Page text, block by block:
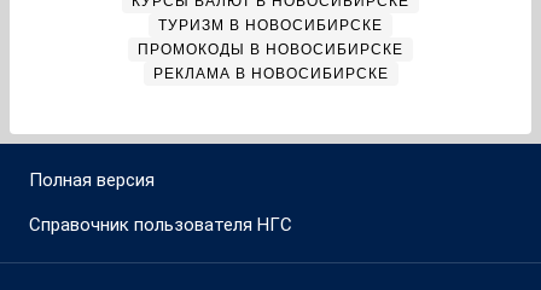
ТУРИЗМ В НОВОСИБИРСКЕ
ПРОМОКОДЫ В НОВОСИБИРСКЕ
РЕКЛАМА В НОВОСИБИРСКЕ
Полная версия
Справочник пользователя НГС